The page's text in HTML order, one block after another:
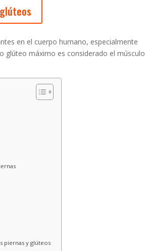
en el cuerpo humano, especialmente
glúteo máximo es considerado el músculo
piernas y glúteos